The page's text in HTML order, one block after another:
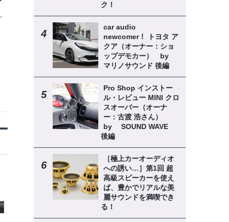
ク！
car audio
newcomer！ トヨタ ア
クア（オーナー：ショ
ップデモカー） by
マリノサウンド 後編
Pro Shop インストー
ル・レビュー MINI クロ
スオーバー（オーナ
ー：古渡 浩さん）
by SOUND WAVE
後編
［極上カーオーディオ
への誘い…］第1回 超
高級スピーカーを使え
ば、豊かでリアルな美
麗サウンドを満喫でき
る！